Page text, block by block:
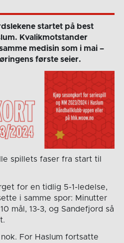
startet på best
Kvalikmotstander
medisin som i mai –
første seier.
spillets faser fra start til
for en tidlig 5-1-ledelse,
i samme spor: Minutter
mål, 13-3, og Sandefjord så
For Haslum fortsatte